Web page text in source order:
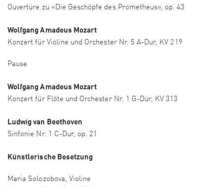
Ouvertüre zu «Die Geschöpfe des Prometheus», op. 43
Wolfgang Amadeus Mozart
Konzert für Violine und Orchester Nr. 5 A-Dur, KV 219
Pause
Wolfgang Amadeus Mozart
Konzert für Flöte und Orchester Nr. 1 G-Dur, KV 313
Ludwig van Beethoven
Sinfonie Nr. 1 C-Dur, op. 21
Künstlerische Besetzung
Maria Solozobova, Violine